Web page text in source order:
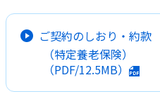
お手続き一覧
終身保険
養老保険
定期保険
学資保険
目的から探す
お役立ち情報
かんぽ生命の団体取扱い
かんぽのLifeサポートナビ
かんぽ生命について
よくあるご質問
お問い合わせ
ご契約のしおり・約款
（特定養老保険）
（PDF/12.5MB）